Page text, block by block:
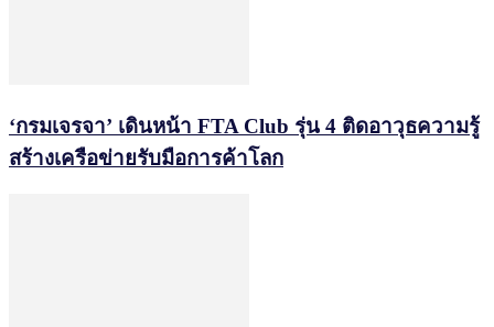
‘กรมเจรจา’ เดินหน้า FTA Club รุ่น 4 ติดอาวุธความรู้
สร้างเครือข่ายรับมือการค้าโลก